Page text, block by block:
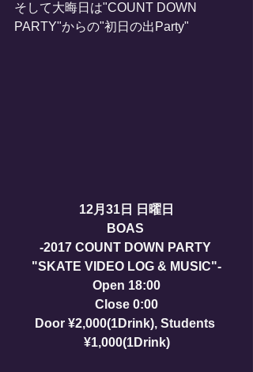
そして大晦日は"COUNT DOWN
PARTY"からの"初日の出Party"
12月31日 日曜日
BOAS
-2017 COUNT DOWN PARTY
"SKATE VIDEO LOG & MUSIC"-
Open 18:00
Close 0:00
Door ¥2,000(1Drink), Students
¥1,000(1Drink)